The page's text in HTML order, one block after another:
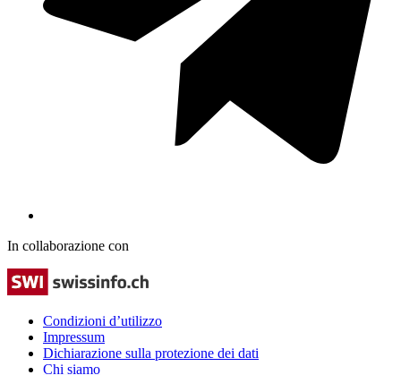
In collaborazione con
Condizioni d’utilizzo
Impressum
Dichiarazione sulla protezione dei dati
Chi siamo